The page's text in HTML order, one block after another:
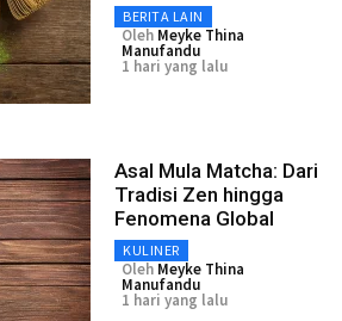
BERITA LAIN
Oleh Meyke Thina
Manufandu
1 hari yang lalu
Asal Mula Matcha: Dari
Tradisi Zen hingga
Fenomena Global
KULINER
Oleh Meyke Thina
Manufandu
1 hari yang lalu